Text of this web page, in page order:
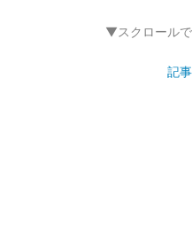
▼スクロール
記